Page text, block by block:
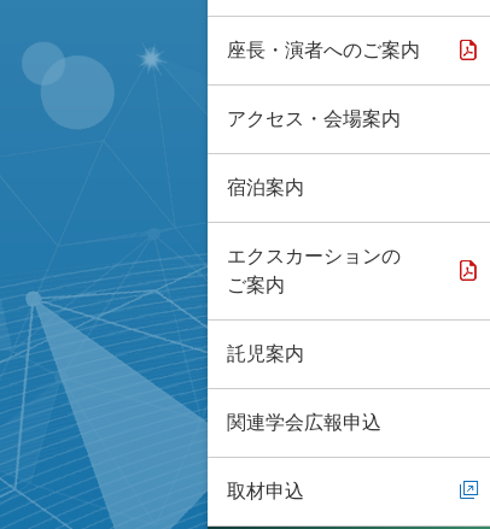
座長・演者へのご案内
アクセス・会場案内
宿泊案内
エクスカーションの
ご案内
託児案内
関連学会広報申込
取材申込